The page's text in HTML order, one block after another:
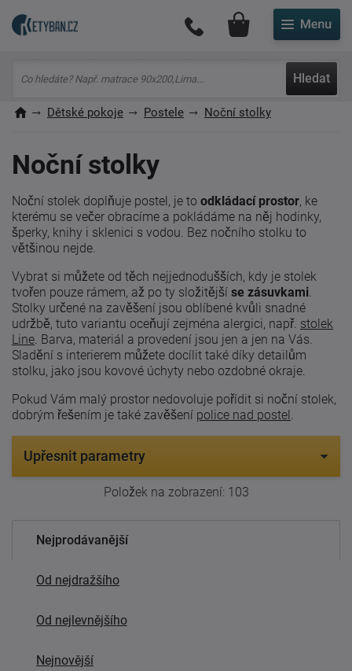
Hledat
Můj účet
Dětské pokoje Postele Noční stolky
Noční stolky
Noční stolek doplňuje postel, je to odkládací prostor, ke
kterému se večer obracíme a pokládáme na něj hodinky,
šperky, knihy i sklenici s vodou. Bez nočního stolku to
většinou nejde.
Vybrat si můžete od těch nejjednodušších, kdy je stolek
tvořen pouze rámem, až po ty složitější se zásuvkami.
Stolky určené na zavěšení jsou oblíbené kvůli snadné
udržbě, tuto variantu oceňují zejména alergici, např. stolek
Line. Barva, materiál a provedení jsou jen a jen na Vás.
Sladění s interierem můžete docílit také díky detailům
stolku, jako jsou kovové úchyty nebo ozdobné okraje.
Pokud Vám malý prostor nedovoluje pořídit si noční stolek,
dobrým řešením je také zavěšení police nad postel.
Upřesnit parametry
Položek na zobrazení: 103
Nejprodávanější
Od nejdražšího
Od nejlevnějšího
Nejnovější